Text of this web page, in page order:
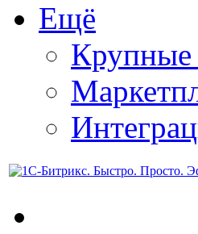
Ещё
Крупные